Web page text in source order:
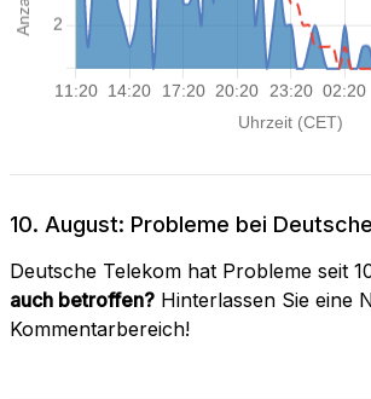
10. August: Probleme bei
Deutsche Telekom hat Probleme seit
auch betroffen? Hinterlassen Sie eine
Kommentarbereich!